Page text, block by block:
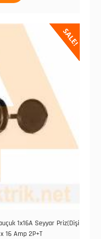
SALE!
1x16A Seyyar Priz(Dişi
16 Amp 2P+T